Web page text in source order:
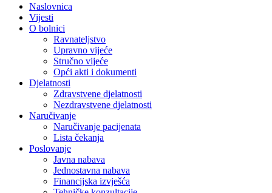
Naslovnica
Vijesti
O bolnici
Ravnateljstvo
Upravno vijeće
Stručno vijeće
Opći akti i dokumenti
Djelatnosti
Zdravstvene djelatnosti
Nezdravstvene djelatnosti
Naručivanje
Naručivanje pacijenata
Lista čekanja
Poslovanje
Javna nabava
Jednostavna nabava
Financijska izvješća